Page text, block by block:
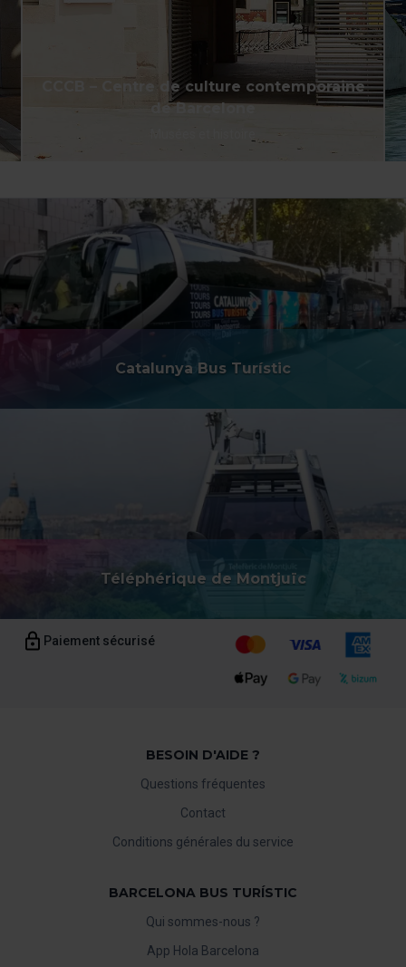
CCCB – Centre de culture contemporaine
de Barcelone
Musées et histoire
Catalunya Bus Turístic
Téléphérique de Montjuïc
Paiement sécurisé
BESOIN D'AIDE ?
Questions fréquentes
Contact
Conditions générales du service
BARCELONA BUS TURÍSTIC
Qui sommes-nous ?
App Hola Barcelona